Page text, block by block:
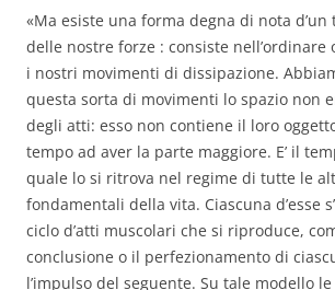
«Ma esiste una forma degna di nota
delle nostre forze : consiste nell’ordinare
i nostri movimenti di dissipazione.
questa sorta di movimenti lo spazio non
degli atti: esso non contiene il loro
tempo ad aver la parte maggiore. E’ il
quale lo si ritrova nel regime di tutte le
fondamentali della vita. Ciascuna d’esse
ciclo d’atti muscolari che si riproduce,
conclusione o il perfezionamento di
l’impulso del seguente. Su tale modello